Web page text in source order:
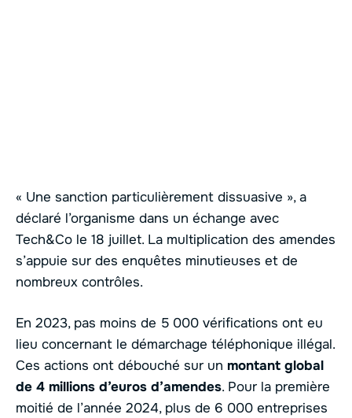
« Une sanction particulièrement dissuasive », a
déclaré l’organisme dans un échange avec
Tech&Co le 18 juillet. La multiplication des amendes
s’appuie sur des enquêtes minutieuses et de
nombreux contrôles.
En 2023, pas moins de 5 000 vérifications ont eu
lieu concernant le démarchage téléphonique illégal.
Ces actions ont débouché sur un montant global
de 4 millions d’euros d’amendes. Pour la première
moitié de l’année 2024, plus de 6 000 entreprises